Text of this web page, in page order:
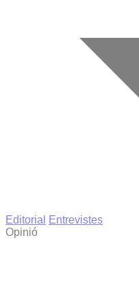
Editorial
Entrevistes
Opinió